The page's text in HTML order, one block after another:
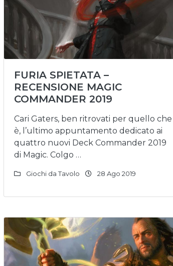
FURIA SPIETATA –
RECENSIONE MAGIC
COMMANDER 2019
Cari Gaters, ben ritrovati per quello che
è, l’ultimo appuntamento dedicato ai
quattro nuovi Deck Commander 2019
di Magic. Colgo …
Giochi da Tavolo 28 Ago 2019